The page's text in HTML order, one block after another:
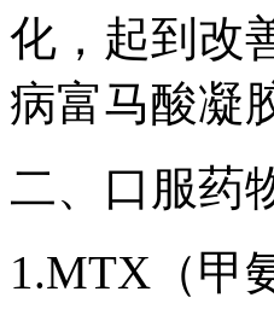
化，起到改
病富马酸凝
二、口服药
1.MTX（甲